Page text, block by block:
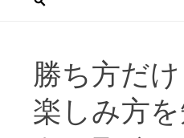
勝ち方だけ
楽しみ方